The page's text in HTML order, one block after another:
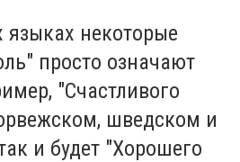
языках некоторые
просто означают
"Счастливого
шведском и
и будет "Хорошего